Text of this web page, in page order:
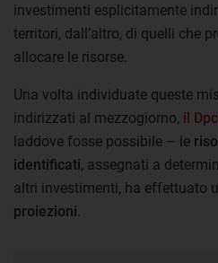
investimenti esplicitamente
territori, dall’altro, di quelli che
allocare le risorse.
Una volta individuate queste
indirizzati al mezzogiorno, il
laddove fosse possibile – le
identificati, assegnati a
altri investimenti, ha effettuato
proiezioni